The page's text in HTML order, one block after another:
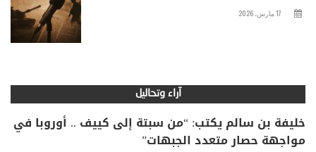
17 مارس، 2026
آراء وتحاليل
خليفة بن سالم يكتب: “من سبتة إلى كييف .. أوروبا في
مواجهة حصار متعدد الجبهات”